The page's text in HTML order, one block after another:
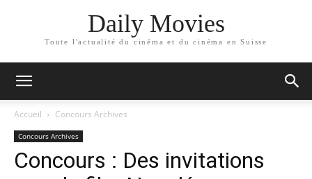
Daily Movies
Toute l'actualité du cinéma et du cinéma en Suisse
Accueil Concours Archives
Concours Archives
Concours : Des invitations